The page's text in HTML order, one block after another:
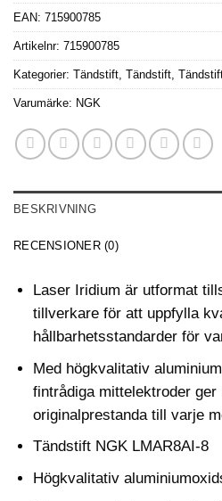
EAN: 715900785
Artikelnr: 715900785
Kategorier: Tändstift Tändstift
Varumärke: NGK
BESKRIVNING
RECENSIONER (0)
Laser Iridium är utformat
tillverkare för att uppfylla
hållbarhetsstandarder för
Med högkvalitativ
fintrådiga mittelektroder ger
originalprestanda till varje
Tändstift NGK LMAR8AI-8
Högkvalitativ